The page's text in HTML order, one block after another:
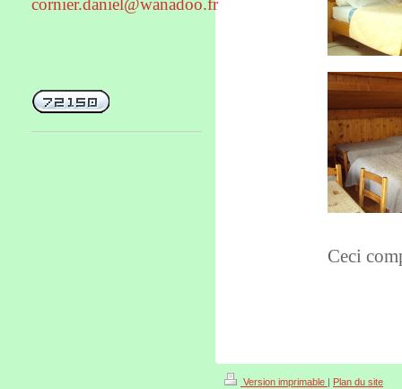
Ceci
cornier.daniel@wanadoo.fr
Version imprimable | Plan du site